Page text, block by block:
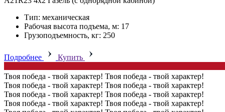
Тип: механическая
Рабочая высота подъема, м: 17
Грузоподъемность, кг: 250
Подробнее Купить
Твоя победа - твой характер! Твоя победа - твой характер!
Твоя победа - твой характер! Твоя победа - твой характер!
Твоя победа - твой характер! Твоя победа - твой характер!
Твоя победа - твой характер! Твоя победа - твой характер!